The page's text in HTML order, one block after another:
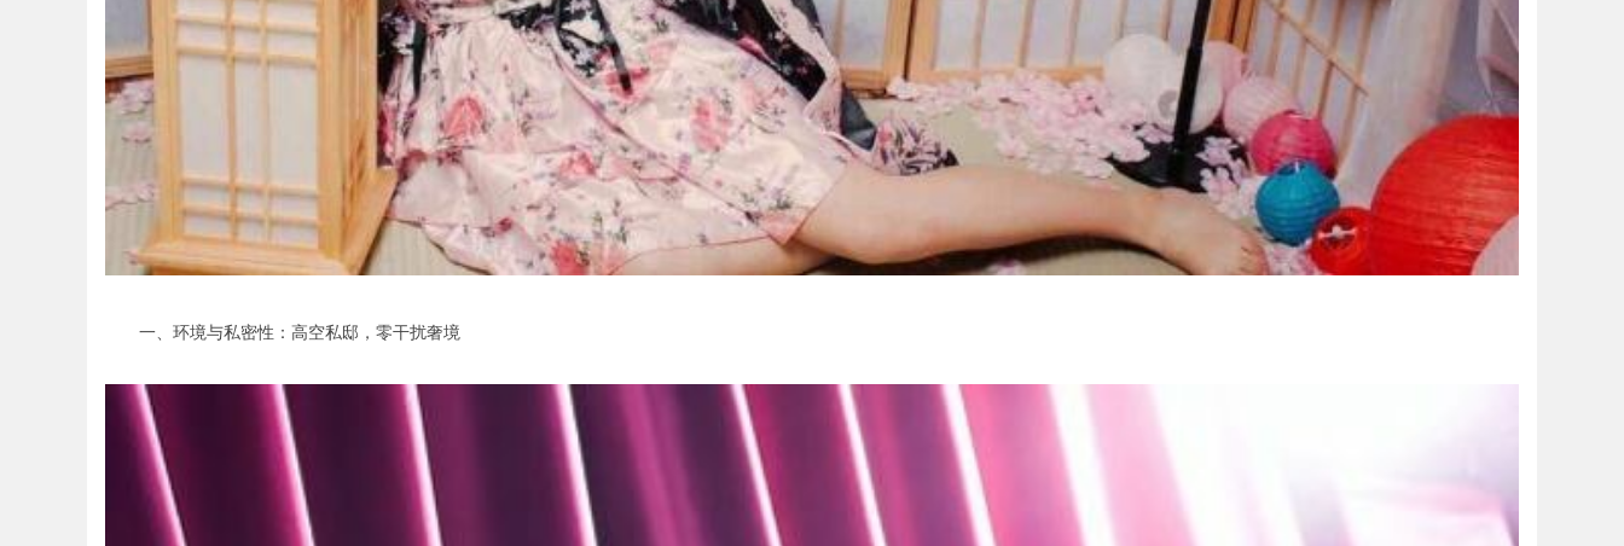
一、环境与私密性：高空私邸，零干扰奢境